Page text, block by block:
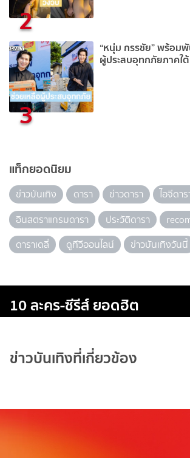
2
3
“หนุ่ม กรรชัย” พร้อม
ผู้ประสบอุทกภัยภาคใต้
แท็กยอดนิยม
ข่าวบันเทิง ดารา ข่าวดารา
ไอจีดาร
อินสตราแกรมดารา
ประวัติดารา
ดาราเดลี่
ดูทีวีออนไลน์ ข่าวบันเทิงวันนี้
10 ละคร-ซีรีส์ ยอดฮิต
ข่าวบันเทิงที่เกี่ยวข้อง